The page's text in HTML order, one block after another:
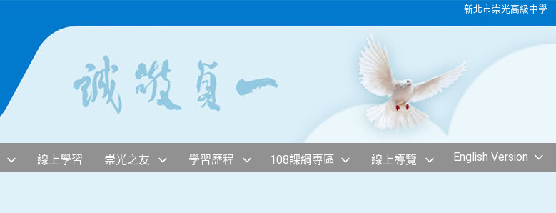
新北市崇光高級中學
線上學習 崇光之友 學習歷程 108課綱專區 線上導覽 English Version